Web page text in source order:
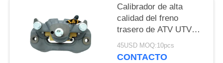
Calibrador de alta
calidad del freno
trasero de ATV UTV
para Honda SXS 1000
2017 con las zapatas
45USD MOQ:10pcs
CONTACTO